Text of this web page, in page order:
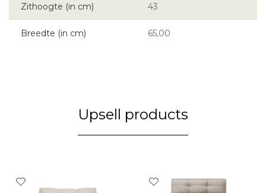
Zithoogte (in cm) 43
Breedte (in cm) 65,00
Upsell products